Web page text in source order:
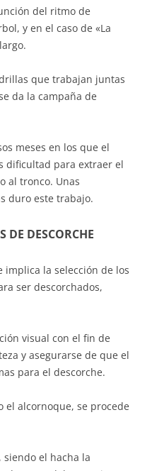
del ritmo de
y en el caso de «La
que trabajan juntas
da la campaña de
meses en los que el
dificultad para extraer el
al tronco. Unas
duro este trabajo.
DE DESCORCHE
implica la selección de los
ser descorchados,
visual con el fin de
y asegurarse de que el
para el descorche.
el alcornoque, se procede
siendo el hacha la